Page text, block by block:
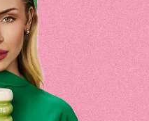
Lemoniada Passion Fruit
Kiss 40G Lemonade Party
Mokate